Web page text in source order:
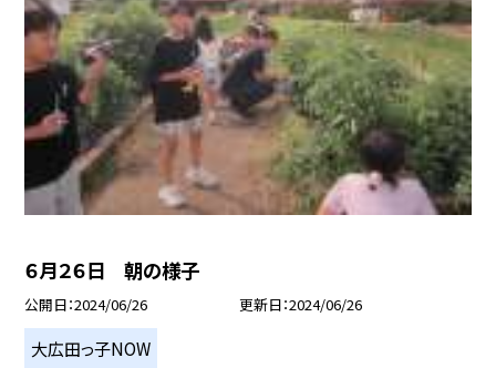
６月２６日 朝の様子
公開日 2024/06/26 更新日 2024/06/26
大広田っ子NOW